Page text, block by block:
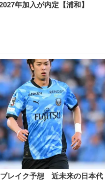
年加入が内定【浦和】
ブレイク予想 近未来の日本代